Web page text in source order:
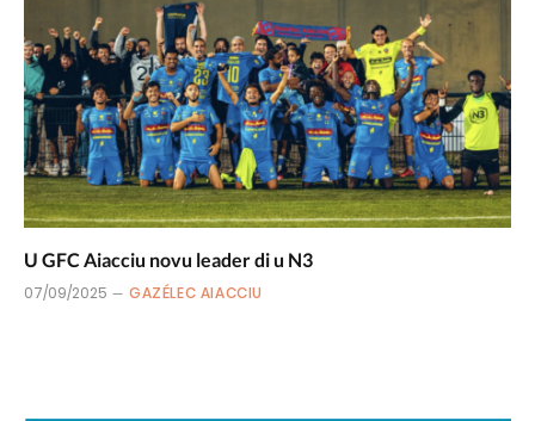
U GFC Aiacciu novu leader di u N3
07/09/2025 GAZÉLEC AIACCIU